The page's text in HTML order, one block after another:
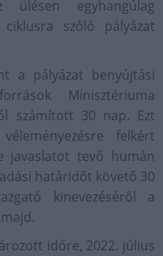
ülésen egyhangúlag
szóló pályázat
a pályázat benyújtási
Minisztériuma
számított 30 nap. Ezt
felkért
javaslatot tevő humán
határidőt követő 30
kinevezéséről a
időre, 2022. július